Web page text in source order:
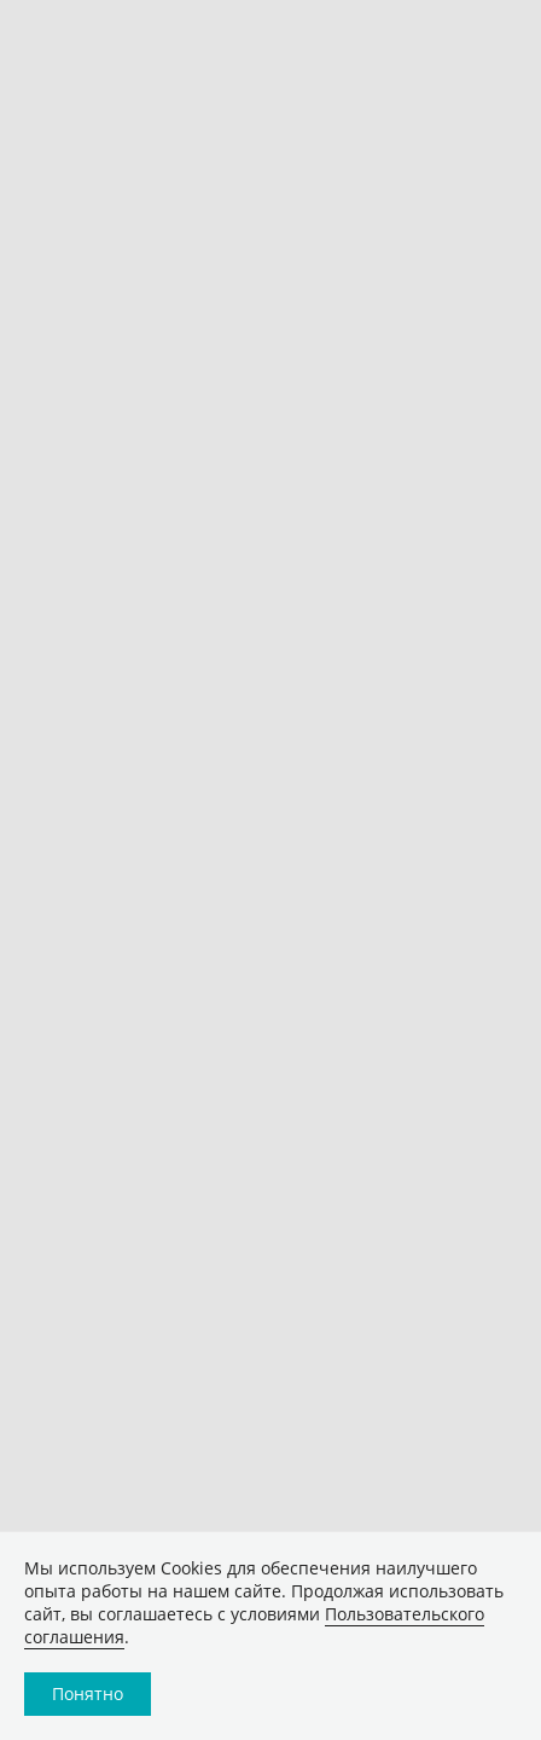
Мы используем Сookies для обеспечения наилучшего
опыта работы на нашем сайте. Продолжая использовать
сайт, вы соглашаетесь с условиями Пользовательского
соглашения.
Понятно